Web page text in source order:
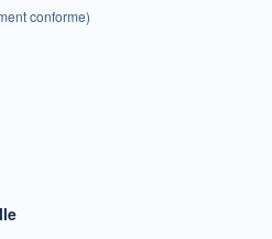
conforme)